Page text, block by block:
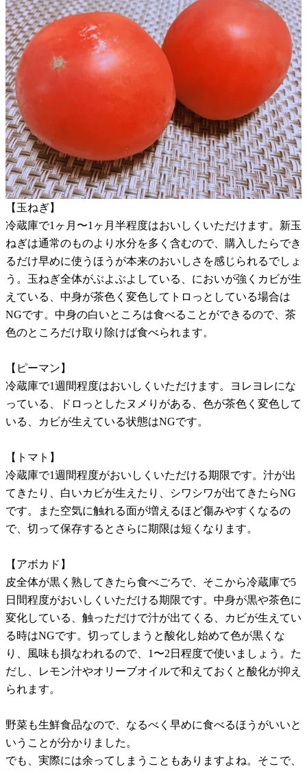
【玉ねぎ】
冷蔵庫で1ヶ月〜1ヶ月半程度はおいしくいただけます。新玉
ねぎは通常のものより水分を多く含むので、購入したらでき
るだけ早めに使うほうが本来のおいしさを感じられるでしょ
う。玉ねぎ全体がぶよぶよしている、においが強くカビが生
えている、中身が茶色く変色してトロっとしている場合は
NGです。中身の白いところは食べることができるので、茶
色のところだけ取り除けば食べられます。
【ピーマン】
冷蔵庫で1週間程度はおいしくいただけます。ヨレヨレにな
っている、ドロっとしたヌメりがある、色が茶色く変色して
いる、カビが生えている状態はNGです。
【トマト】
冷蔵庫で1週間程度がおいしくいただける期限です。汁が出
てきたり、白いカビが生えたり、シワシワが出てきたらNG
です。また空気に触れる面が増えるほど傷みやすくなるの
で、切って保存するとさらに期限は短くなります。
【アボカド】
皮全体が黒く熟してきたら食べごろで、そこから冷蔵庫で5
日間程度がおいしくいただける期限です。中身が黒や茶色に
変化している、触っただけで汁が出てくる、カビが生えてい
る時はNGです。切ってしまうと酸化し始めて色が黒くな
り、風味も損なわれるので、1〜2日程度で使いましょう。た
だし、レモン汁やオリーブオイルで和えておくと酸化が抑え
られます。
野菜も生鮮食品なので、なるべく早めに食べるほうがいいと
いうことが分かりました。
でも、実際には余ってしまうこともありますよね。そこで、